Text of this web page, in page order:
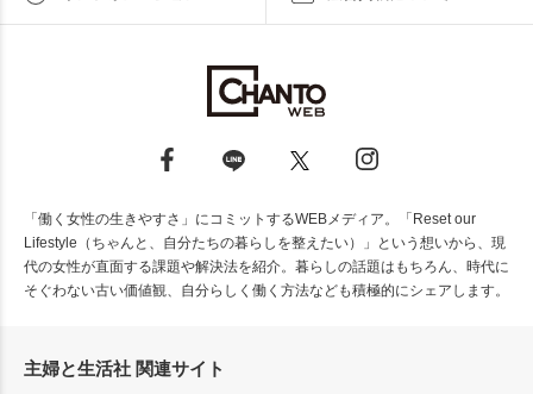
「働く女性の生きやすさ」にコミットするWEBメディア。「Reset our
Lifestyle（ちゃんと、自分たちの暮らしを整えたい）」という想いから、現
代の女性が直面する課題や解決法を紹介。暮らしの話題はもちろん、時代に
そぐわない古い価値観、自分らしく働く方法なども積極的にシェアします。
主婦と生活社 関連サイト